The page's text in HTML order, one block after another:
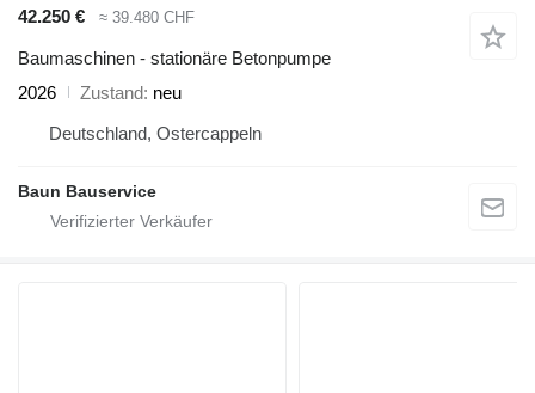
42.250 € ≈ 39.480 CHF
Baumaschinen - stationäre Betonpumpe
2026
Zustand neu
Deutschland, Ostercappeln
Baun Bauservice